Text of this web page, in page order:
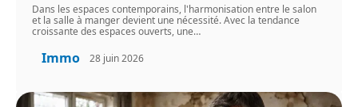
Dans les espaces contemporains, l'harmonisation entre le salon
et la salle à manger devient une nécessité. Avec la tendance
croissante des espaces ouverts, une…
Immo 28 juin 2026